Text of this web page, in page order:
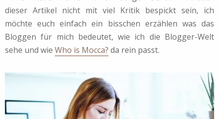
dieser Artikel nicht mit viel Kritik bespickt sein, ich
möchte euch einfach ein bisschen erzählen was das
Bloggen für mich bedeutet, wie ich die Blogger-Welt
sehe und wie Who is Mocca? da rein passt.